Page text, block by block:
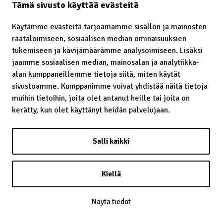
Tämä sivusto käyttää evästeitä
Käytämme evästeitä tarjoamamme sisällön ja mainosten
räätälöimiseen, sosiaalisen median ominaisuuksien
tukemiseen ja kävijämäärämme analysoimiseen. Lisäksi
jaamme sosiaalisen median, mainosalan ja analytiikka-
alan kumppaneillemme tietoja siitä, miten käytät
sivustoamme. Kumppanimme voivat yhdistää näitä tietoja
muihin tietoihin, joita olet antanut heille tai joita on
kerätty, kun olet käyttänyt heidän palvelujaan.
Salli kaikki
Kiellä
Näytä tiedot
Laavu – lávvu
Laidunrauha
Lainatut perinteet
Lainsäädäntö
Lapin kaste
Lappalainen
Lapsiin kohdistunut häirintä